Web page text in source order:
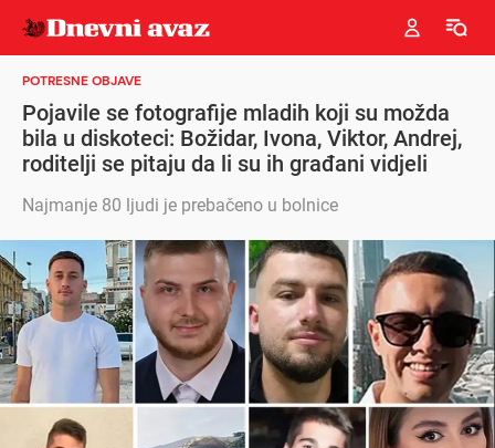
POTRESNE OBJAVE
Pojavile se fotografije mladih koji su možda
bila u diskoteci: Božidar, Ivona, Viktor, Andrej,
roditelji se pitaju da li su ih građani vidjeli
Najmanje 80 ljudi je prebačeno u bolnice